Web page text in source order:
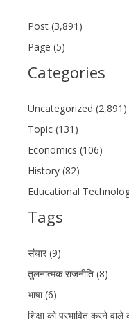
Post (3,891)
Page (5)
Categories
Uncategorized (2,891)
Topic (131)
Economics (106)
History (82)
Educational
Tags
संचार (9)
तुलनात्मक राजनीति (8)
भाषा (6)
शिक्षा को प्रभावित करने